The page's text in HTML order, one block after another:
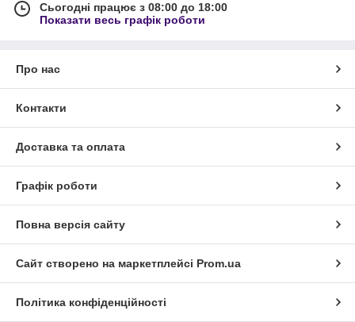
Сьогодні працює з 08:00 до 18:00
Показати весь графік роботи
Про нас
Контакти
Доставка та оплата
Графік роботи
Повна версія сайту
Сайт створено на маркетплейсі Prom.ua
Політика конфіденційності